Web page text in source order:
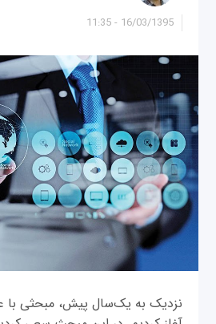
16/03/1395 - 11:35
نزدیک به یک‌سال پیش، مبحثی با